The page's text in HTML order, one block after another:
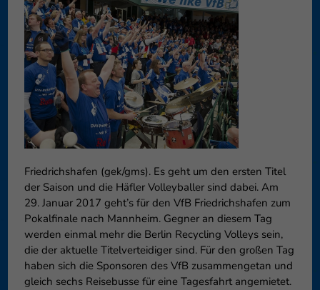
Friedrichshafen (gek/gms). Es geht um den ersten Titel
der Saison und die Häfler Volleyballer sind dabei. Am
29. Januar 2017 geht’s für den VfB Friedrichshafen zum
Pokalfinale nach Mannheim. Gegner an diesem Tag
werden einmal mehr die Berlin Recycling Volleys sein,
die der aktuelle Titelverteidiger sind. Für den großen Tag
haben sich die Sponsoren des VfB zusammengetan und
gleich sechs Reisebusse für eine Tagesfahrt angemietet.
Wir verwenden Cookies und andere Technologien auf unserer
Website. Einige von ihnen sind essenziell, während andere uns
helfen, diese Website und Ihre Erfahrung zu verbessern.
Personenbezogene Daten können verarbeitet werden (z. B. IP-
Adressen), z. B. für personalisierte Anzeigen und Inhalte oder
Anzeigen- und Inhaltsmessung. Weitere Informationen über die
Verwendung Ihrer Daten finden Sie in unserer
Datenschutzerklärung
Hier finden Sie eine Übersicht über alle verwendeten Cookies. Sie
können Ihre Einwilligung zu ganzen Kategorien geben oder sich
weitere Informationen anzeigen lassen und so nur bestimmte
Speichern Nur essenzielle Cookies akzeptieren
Zurück
Datenschutzeinstellungen
Essenziell (1)
Essenzielle Cookies ermöglichen grundlegende Funktionen und sind für
die einwandfreie Funktion der Website erforderlich.